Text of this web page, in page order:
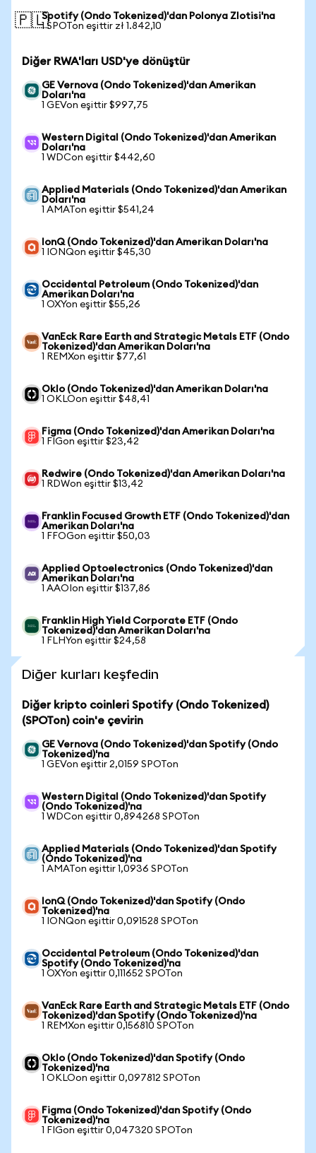
🇵🇱Spotify (Ondo Tokenized)'dan Polonya Zlotisi'na
1 SPOTon eşittir zł 1.842,10
Diğer RWA'ları USD'ye dönüştür
GE Vernova (Ondo Tokenized)'dan Amerikan
Doları'na
1 GEVon eşittir $997,75
Western Digital (Ondo Tokenized)'dan Amerikan
Doları'na
1 WDCon eşittir $442,60
Applied Materials (Ondo Tokenized)'dan Amerikan
Doları'na
1 AMATon eşittir $541,24
IonQ (Ondo Tokenized)'dan Amerikan Doları'na
1 IONQon eşittir $45,30
Occidental Petroleum (Ondo Tokenized)'dan
Amerikan Doları'na
1 OXYon eşittir $55,26
VanEck Rare Earth and Strategic Metals ETF (Ondo
Tokenized)'dan Amerikan Doları'na
1 REMXon eşittir $77,61
Oklo (Ondo Tokenized)'dan Amerikan Doları'na
1 OKLOon eşittir $48,41
Figma (Ondo Tokenized)'dan Amerikan Doları'na
1 FIGon eşittir $23,42
Redwire (Ondo Tokenized)'dan Amerikan Doları'na
1 RDWon eşittir $13,42
Franklin Focused Growth ETF (Ondo Tokenized)'dan
Amerikan Doları'na
1 FFOGon eşittir $50,03
Applied Optoelectronics (Ondo Tokenized)'dan
Amerikan Doları'na
1 AAOIon eşittir $137,86
Franklin High Yield Corporate ETF (Ondo
Tokenized)'dan Amerikan Doları'na
1 FLHYon eşittir $24,58
Diğer kurları keşfedin
Diğer kripto coinleri Spotify (Ondo Tokenized)
(SPOTon) coin'e çevirin
GE Vernova (Ondo Tokenized)'dan Spotify (Ondo
Tokenized)'na
1 GEVon eşittir 2,0159 SPOTon
Western Digital (Ondo Tokenized)'dan Spotify
(Ondo Tokenized)'na
1 WDCon eşittir 0,894268 SPOTon
Applied Materials (Ondo Tokenized)'dan Spotify
(Ondo Tokenized)'na
1 AMATon eşittir 1,0936 SPOTon
IonQ (Ondo Tokenized)'dan Spotify (Ondo
Tokenized)'na
1 IONQon eşittir 0,091528 SPOTon
Occidental Petroleum (Ondo Tokenized)'dan
Spotify (Ondo Tokenized)'na
1 OXYon eşittir 0,111652 SPOTon
VanEck Rare Earth and Strategic Metals ETF (Ondo
Tokenized)'dan Spotify (Ondo Tokenized)'na
1 REMXon eşittir 0,156810 SPOTon
Oklo (Ondo Tokenized)'dan Spotify (Ondo
Tokenized)'na
1 OKLOon eşittir 0,097812 SPOTon
Figma (Ondo Tokenized)'dan Spotify (Ondo
Tokenized)'na
1 FIGon eşittir 0,047320 SPOTon